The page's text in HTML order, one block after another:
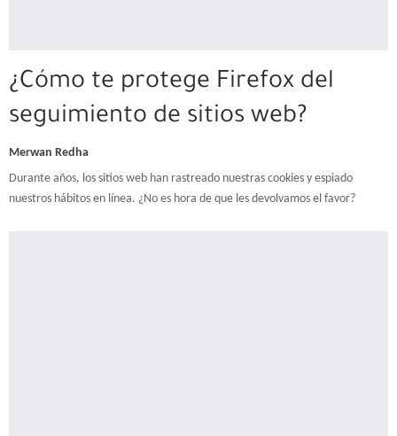
¿Cómo te protege Firefox del
seguimiento de sitios web?
Merwan Redha
Durante años, los sitios web han rastreado nuestras cookies y espiado
nuestros hábitos en línea. ¿No es hora de que les devolvamos el favor?